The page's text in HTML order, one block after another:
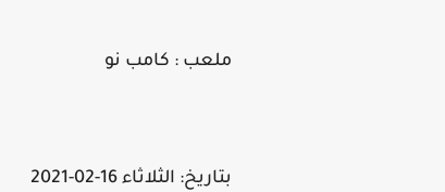
ملعب : كامب نو
بتاريخ: الثلاثاء 16-02-2021